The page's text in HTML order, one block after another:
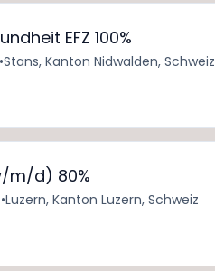
EFZ 100%
•Stans, Kanton Nidwalden, Schweiz
m/d) 80%
•Luzern, Kanton Luzern, Schweiz